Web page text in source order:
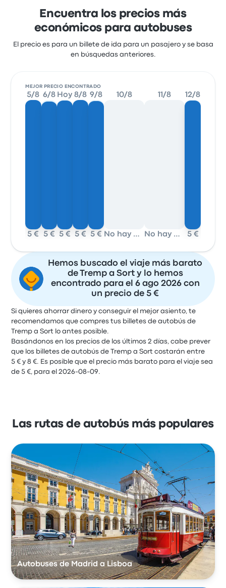
Encuentra los precios más
económicos para autobuses
El precio es para un billete de ida para un pasajero y se basa
en búsquedas anteriores.
MEJOR PRECIO ENCONTRADO
5/8
5 €
6/8
5 €
Hoy
5 €
8/8
5 €
9/8
5 €
10/8
No hay datos
11/8
No hay datos
12/8
5 €
Hemos buscado el viaje más barato
de Tremp a Sort y lo hemos
encontrado para el 6 ago 2026 con
un precio de 5 €
Si quieres ahorrar dinero y conseguir el mejor asiento, te
recomendamos que compres tus billetes de autobús de
Tremp a Sort lo antes posible.
Basándonos en los precios de los últimos 2 días, cabe prever
que los billetes de autobús de Tremp a Sort costarán entre
5 € y 8 €. Es posible que el precio más barato para el viaje sea
de 5 €, para el 2026-08-09.
Las rutas de autobús más populares
Autobuses de Madrid a Lisboa